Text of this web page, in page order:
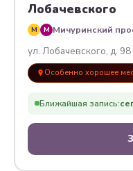
Лобачевского
M M Мичуринский
ул. Лобачевского, д. 98
Особенно хорошее
Ближайшая запись: